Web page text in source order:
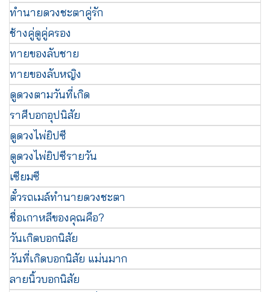
ทำนายดวงชะตาคู่รัก
ช้างคู่ดูคู่ครอง
ทายของลับชาย
ทายของลับหญิง
ดูดวงตามวันที่เกิด
ราศีบอกอุปนิสัย
ดูดวงไพ่ยิปซี
ดูดวงไพ่ยิปซีรายวัน
เซียมซี
ตั๋วรถเมล์ทำนายดวงชะตา
ชื่อเกาหลีของคุณคือ?
วันเกิดบอกนิสัย
วันที่เกิดบอกนิสัย แม่นมาก
ลายนิ้วบอกนิสัย